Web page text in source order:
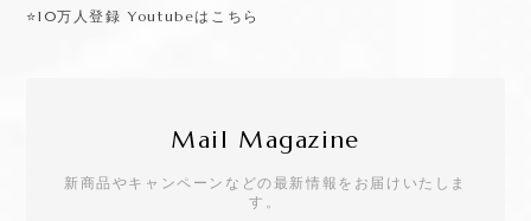
⭐️10万人登録 Youtubeはこちら
Mail Magazine
新商品やキャンペーンなどの最新情報をお届けいたしま
す。